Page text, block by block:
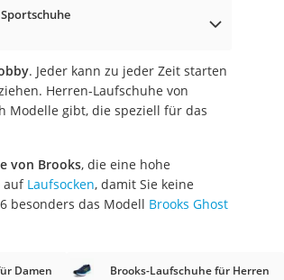
cm
Herren
Sportschuhe
. Jeder kann zu jeder Zeit starten
Herren-Laufschuhe von
Modelle gibt, die speziell für das
von Brooks, die eine hohe
auf Laufsocken, damit Sie keine
besonders das Modell Brooks Ghost
Damen Brooks-Laufschuhe für Herren